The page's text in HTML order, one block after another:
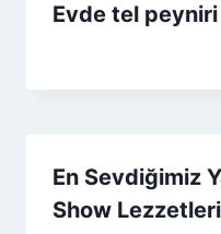
Evde tel peyniri
En Sevdiğimiz
Show